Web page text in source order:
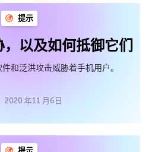
提示
以及如何抵御它们
和泛洪攻击威胁着手机用户。
2020 年11 月6日